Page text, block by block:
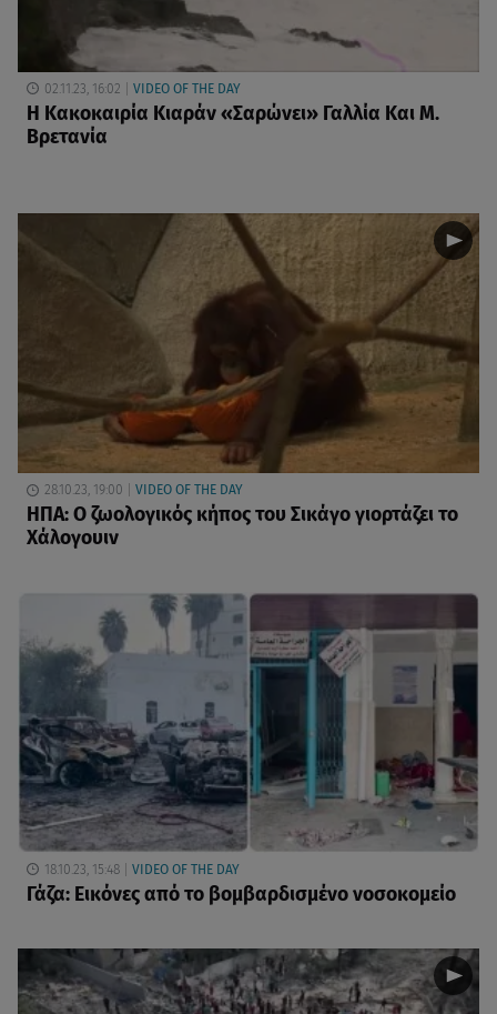
02.11.23, 16:02 VIDEO OF THE DAY
Η Κακοκαιρία Κιαράν «Σαρώνει» Γαλλία Και Μ.
Βρετανία
28.10.23, 19:00 VIDEO OF THE DAY
ΗΠΑ: Ο ζωολογικός κήπος του Σικάγο γιορτάζει το
Χάλογουιν
18.10.23, 15:48 VIDEO OF THE DAY
Γάζα: Εικόνες από το βομβαρδισμένο νοσοκομείο